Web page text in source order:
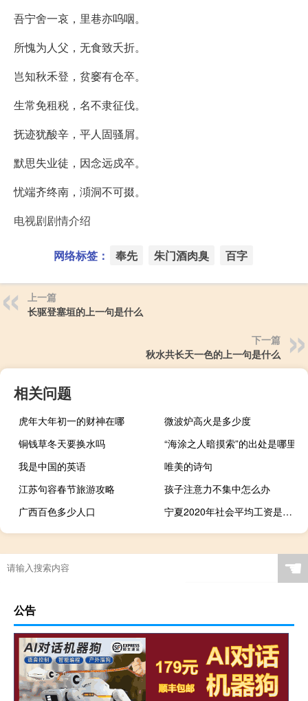
吾宁舍一哀，里巷亦呜咽。
所愧为人父，无食致夭折。
岂知秋禾登，贫窭有仓卒。
生常免租税，名不隶征伐。
抚迹犹酸辛，平人固骚屑。
默思失业徒，因念远戍卒。
忧端齐终南，澒洞不可掇。
电视剧剧情介绍
网络标签： 奉先 朱门酒肉臭 百字
上一篇
长驱登塞垣的上一句是什么
下一篇
秋水共长天一色的上一句是什么
相关问题
虎年大年初一的财神在哪
微波炉高火是多少度
铜钱草冬天要换水吗
“海涂之人暗摸索”的出处是哪里
我是中国的英语
唯美的诗句
江苏句容春节旅游攻略
孩子注意力不集中怎么办
广西百色多少人口
宁夏2020年社会平均工资是多少
☚
公告